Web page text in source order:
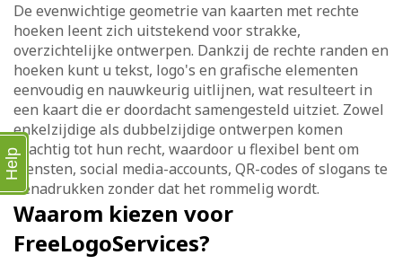
De evenwichtige geometrie van kaarten met rechte
hoeken leent zich uitstekend voor strakke,
overzichtelijke ontwerpen. Dankzij de rechte randen en
hoeken kunt u tekst, logo's en grafische elementen
eenvoudig en nauwkeurig uitlijnen, wat resulteert in
een kaart die er doordacht samengesteld uitziet. Zowel
enkelzijdige als dubbelzijdige ontwerpen komen
prachtig tot hun recht, waardoor u flexibel bent om
diensten, social media-accounts, QR-codes of slogans te
benadrukken zonder dat het rommelig wordt.
Waarom kiezen voor
FreeLogoServices?
Help